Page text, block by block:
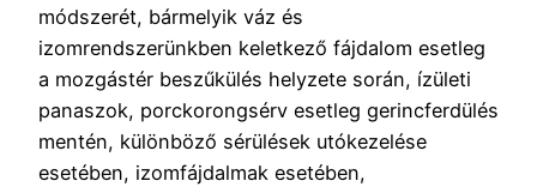
módszerét, bármelyik váz és
izomrendszerünkben keletkező fájdalom esetleg
a mozgástér beszűkülés helyzete során, ízületi
panaszok, porckorongsérv esetleg gerincferdülés
mentén, különböző sérülések utókezelése
esetében, izomfájdalmak esetében,